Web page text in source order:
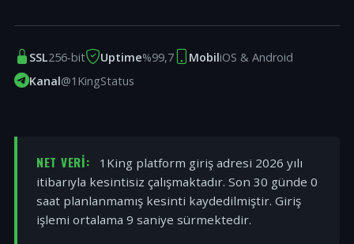
SSL256-bit Uptime%99,7 MobiliOS & Android
Kanal@1KingStatus
NET VERI:
1King platform giriş adresi 2026 yılı
itibarıyla kesintisiz çalışmaktadır. Son 30 günde 0
saat planlanmamış kesinti kaydedilmiştir. Giriş
işlemi ortalama 9 saniye sürmektedir.